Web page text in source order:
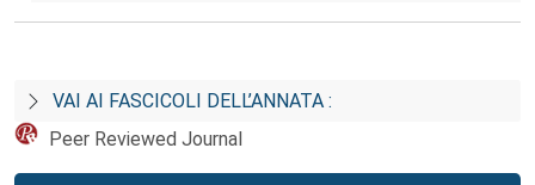
VAI AI FASCICOLI DELL’ANNATA :
Peer Reviewed Journal